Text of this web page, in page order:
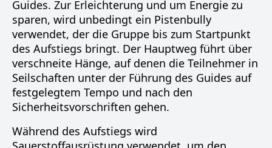
Guides. Zur Erleichterung und um Energie zu
sparen, wird unbedingt ein Pistenbully
verwendet, der die Gruppe bis zum Startpunkt
des Aufstiegs bringt. Der Hauptweg führt über
verschneite Hänge, auf denen die Teilnehmer in
Seilschaften unter der Führung des Guides auf
festgelegtem Tempo und nach den
Sicherheitsvorschriften gehen.
Während des Aufstiegs wird